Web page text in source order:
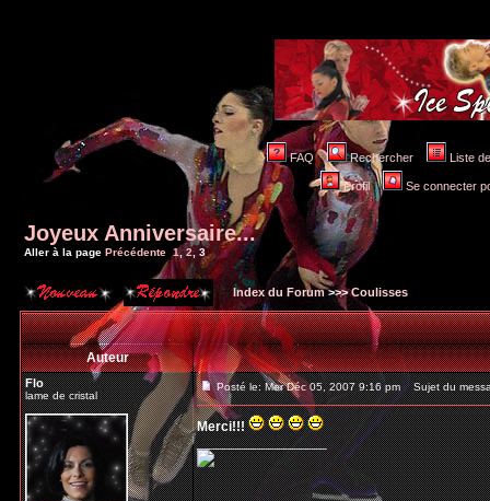
FAQ Rechercher Liste
Profil Se connecter
Joyeux Anniversaire...
Aller à la page Précédente 1,2 3
Index du Forum>>>Coulisses
Auteur
Flo
lame de cristal
Posté le: Mer Déc 05, 2007 9:16 pm Sujet du
Merci!!!
_________________